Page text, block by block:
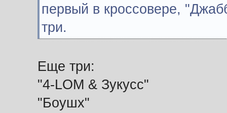
первый в кроссовере,
три.
Еще три:
"4-LOM & Зукусс"
"Боушх"